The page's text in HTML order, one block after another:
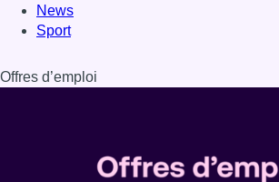
News
Sport
Offres d’emploi